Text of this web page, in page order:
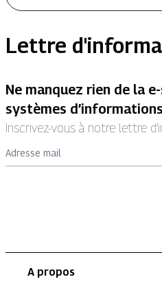
Lettre
Ne manquez rien de la
systèmes
Inscrivez-vous à notre lettre
Adresse mail
A propos